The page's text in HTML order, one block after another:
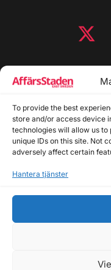
To provide the best
store and/or access device
technologies will allow us
unique IDs on this site. Not
adversely affect certain
Hantera tjänster
Allmänna